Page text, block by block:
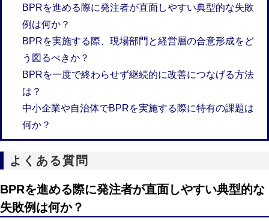
BPRを進める際に発注者が直面しやすい典型的な失敗
例は何か？
BPRを実施する際、現場部門と経営層の合意形成をど
う図るべきか？
BPRを一度で終わらせず継続的に改善につなげる方法
は？
中小企業や自治体でBPRを実施する際に特有の課題は
何か？
よくある質問
BPRを進める際に発注者が直面しやすい典型的な
失敗例は何か？